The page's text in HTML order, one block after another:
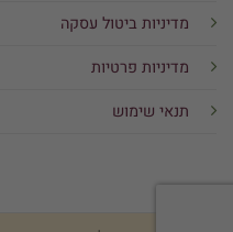
מדיניות ביטול עסקה
מדיניות פרטיות
תנאי שימוש